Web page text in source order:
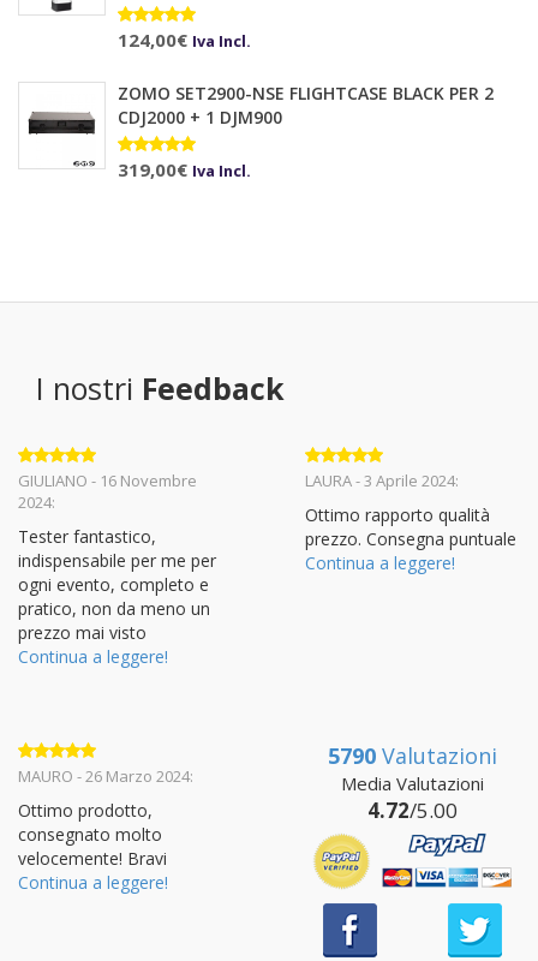
Valutato
5.00su 5
124,00€ Iva Incl.
ZOMO SET2900-NSE FLIGHTCASE BLACK PER 2
CDJ2000 + 1 DJM900
Valutato
5.00su 5
319,00€ Iva Incl.
I nostri Feedback
Valutato 5
su 5
GIULIANO - 16 Novembre
2024:
Tester fantastico,
indispensabile per me per
ogni evento, completo e
pratico, non da meno un
prezzo mai visto
Continua a leggere!
Valutato 5
LAURA - 3 Aprile 2024:
Ottimo rapporto qualità
prezzo. Consegna puntuale
Continua a leggere!
Valutato5
MAURO - 26 Marzo 2024:
Ottimo prodotto,
consegnato molto
velocemente! Bravi
Continua a leggere!
5790 Valutazioni
Media Valutazioni
4.72/5.00